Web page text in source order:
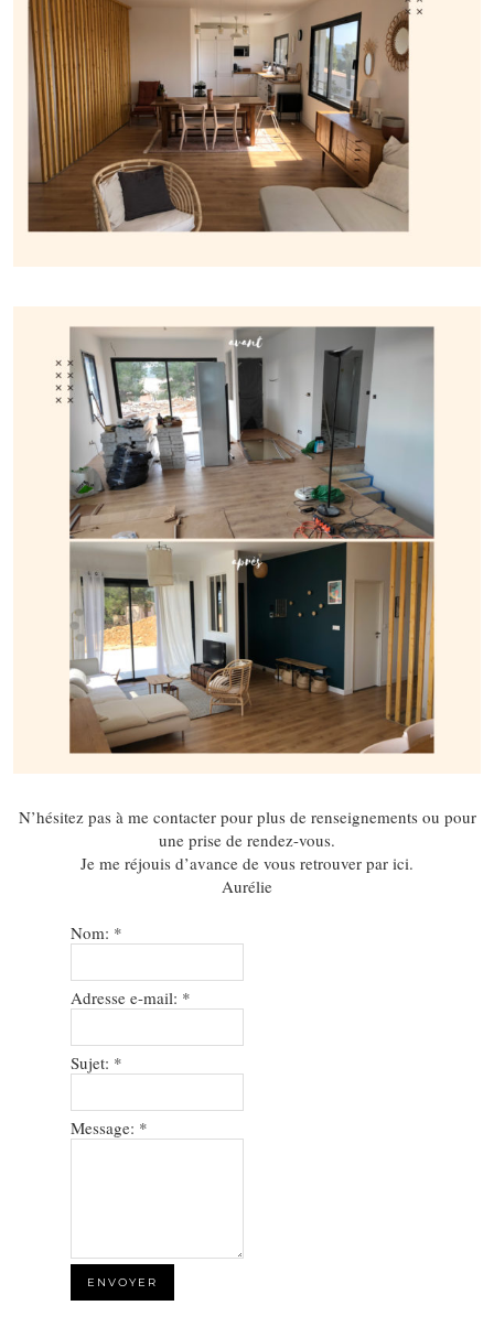
N’hésitez pas à me contacter pour plus de renseignements ou pour
une prise de rendez-vous.
Je me réjouis d’avance de vous retrouver par ici.
Aurélie
Nom: *
Adresse e-mail: *
Sujet: *
Message: *